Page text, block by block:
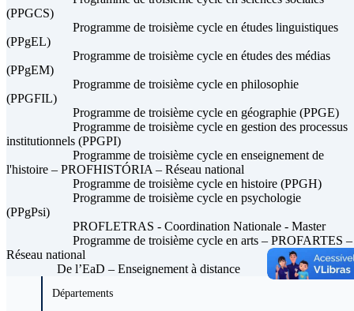
(PPGCS)
Programme de troisième cycle en études linguistiques
(PPgEL)
Programme de troisième cycle en études des médias
(PPgEM)
Programme de troisième cycle en philosophie
(PPGFIL)
Programme de troisième cycle en géographie (PPGE)
Programme de troisième cycle en gestion des processus
institutionnels (PPGPI)
Programme de troisième cycle en enseignement de
l'histoire – PROFHISTÓRIA – Réseau national
Programme de troisième cycle en histoire (PPGH)
Programme de troisième cycle en psychologie
(PPgPsi)
PROFLETRAS - Coordination Nationale - Master
Programme de troisième cycle en arts – PROFARTES –
Réseau national
De l’EaD – Enseignement à distance
Départements